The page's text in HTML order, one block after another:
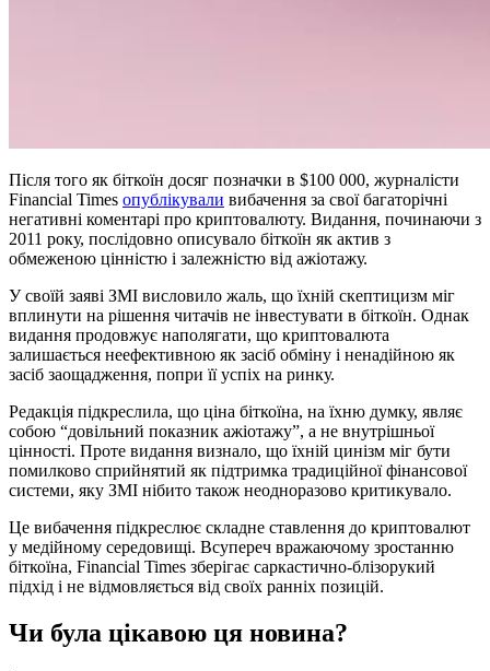
Після того як біткоїн досяг позначки в $100 000, журналісти
Financial Times опублікували вибачення за свої багаторічні
негативні коментарі про криптовалюту. Видання, починаючи з
2011 року, послідовно описувало біткоїн як актив з
обмеженою цінністю і залежністю від ажіотажу.
У своїй заяві ЗМІ висловило жаль, що їхній скептицизм міг
вплинути на рішення читачів не інвестувати в біткоїн. Однак
видання продовжує наполягати, що криптовалюта
залишається неефективною як засіб обміну і ненадійною як
засіб заощадження, попри її успіх на ринку.
Редакція підкреслила, що ціна біткоїна, на їхню думку, являє
собою “довільний показник ажіотажу”, а не внутрішньої
цінності. Проте видання визнало, що їхній цинізм міг бути
помилково сприйнятий як підтримка традиційної фінансової
системи, яку ЗМІ нібито також неодноразово критикувало.
Це вибачення підкреслює складне ставлення до криптовалют
у медійному середовищі. Всупереч вражаючому зростанню
біткоїна, Financial Times зберігає саркастично-блізорукий
підхід і не відмовляється від своїх ранніх позицій.
Чи була цікавою ця новина?